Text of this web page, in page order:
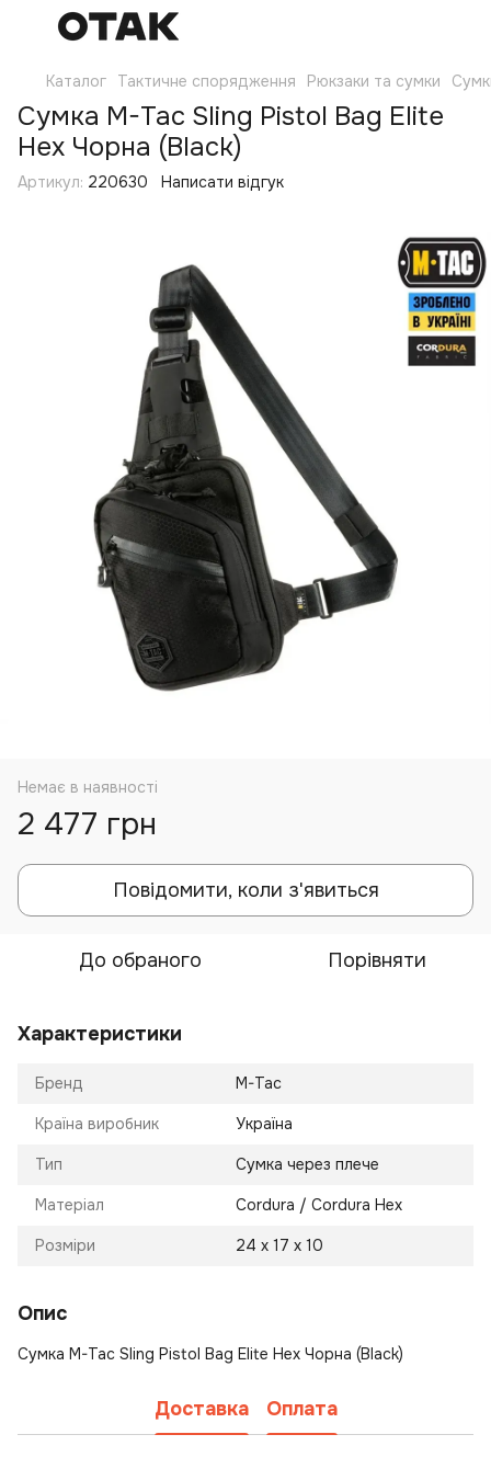
Каталог Тактичне спорядження Рюкзаки та сумки
Сумка M-Tac Sling Pistol Bag Elite
Hex Чорна (Black)
Артикул: 220630 Написати відгук
Немає в наявності
2 477 грн
Повідомити, коли з'явиться
До обраного Порівняти
Характеристики
Бренд M-Tac
Країна виробник Україна
Тип Сумка через плече
Матеріал Cordura / Cordura Hex
Розміри 24 х 17 х 10
Опис
Сумка M-Tac Sling Pistol Bag Elite Hex Чорна (Black)
Доставка Оплата